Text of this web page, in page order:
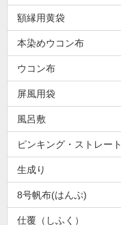
額縁用黄袋
本染めウコン布
ウコン布
屏風用袋
風呂敷
ピンキング・ストレート
生成り
8号帆布(はんぷ)
仕覆（しふく）